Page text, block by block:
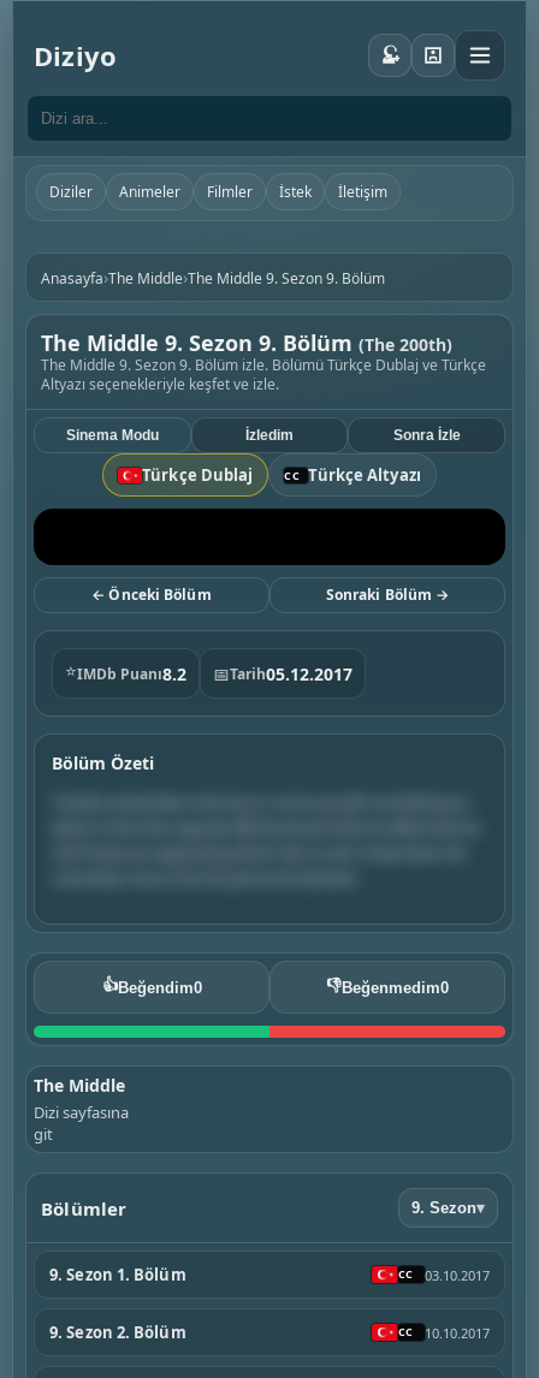
Diziyo
Diziler Animeler Filmler İstek İletişim
Anasayfa›The Middle›The Middle 9. Sezon 9. Bölüm
The Middle 9. Sezon 9. Bölüm (The 200th)
The Middle 9. Sezon 9. Bölüm izle. Bölümü Türkçe Dublaj ve Türkçe
Altyazı seçenekleriyle keşfet ve izle.
Türkçe Dublaj Türkçe Altyazı
Sinema Modu İzledim Sonra İzle
← Önceki Bölüm Sonraki Bölüm →
⭐IMDb Puanı8.2 📅Tarih05.12.2017
Bölüm Özeti
👍Beğendim0 👎Beğenmedim0
The Middle
Dizi sayfasına
git
Bölümler 9. Sezon▾
9. Sezon 1. Bölüm 03.10.2017
9. Sezon 2. Bölüm 10.10.2017